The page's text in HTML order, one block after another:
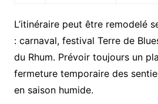
L’itinéraire peut être remodelé
: carnaval, festival Terre de
du Rhum. Prévoir toujours un
fermeture temporaire des
en saison humide.